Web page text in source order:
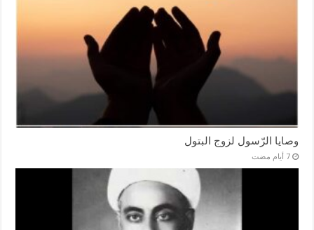
وصايا الرّسول لزوج البتول
‏7 أيام مضت